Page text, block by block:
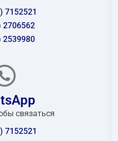
7152521
2706562
2539980
связаться
7152521